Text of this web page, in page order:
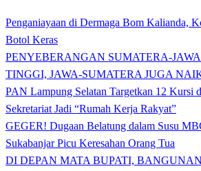
Penganiayaan di Dermaga Bom Kalianda,
Botol Keras
PENYEBERANGAN SUMATERA-
TINGGI, JAWA-SUMATERA JUGA
PAN Lampung Selatan Targetkan 12 Kursi
Sekretariat Jadi “Rumah Kerja Rakyat”
GEGER! Dugaan Belatung dalam Susu
Sukabanjar Picu Keresahan Orang Tua
DI DEPAN MATA BUPATI,